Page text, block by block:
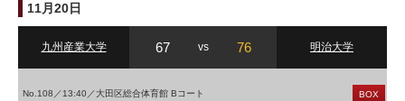
11月20日
九州産業大学 67 vs 76 明治大学
No.108／13:40／大田区総合体育館 Bコート BOX